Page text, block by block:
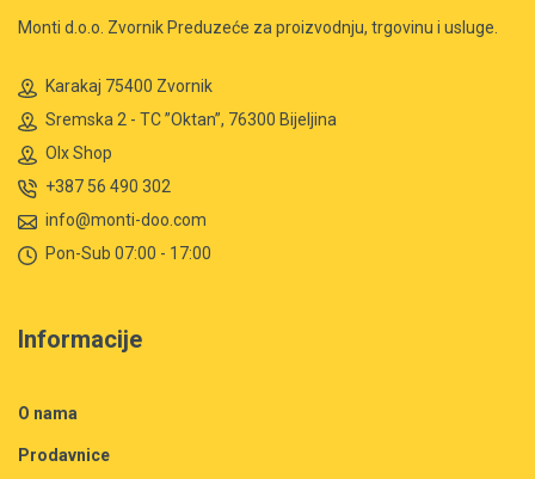
Monti d.o.o. Zvornik Preduzeće za proizvodnju, trgovinu i usluge.
Karakaj 75400 Zvornik
Sremska 2 - TC ”Oktan”, 76300 Bijeljina
Olx Shop
+387 56 490 302
info@monti-doo.com
Pon-Sub 07:00 - 17:00
Informacije
O nama
Prodavnice